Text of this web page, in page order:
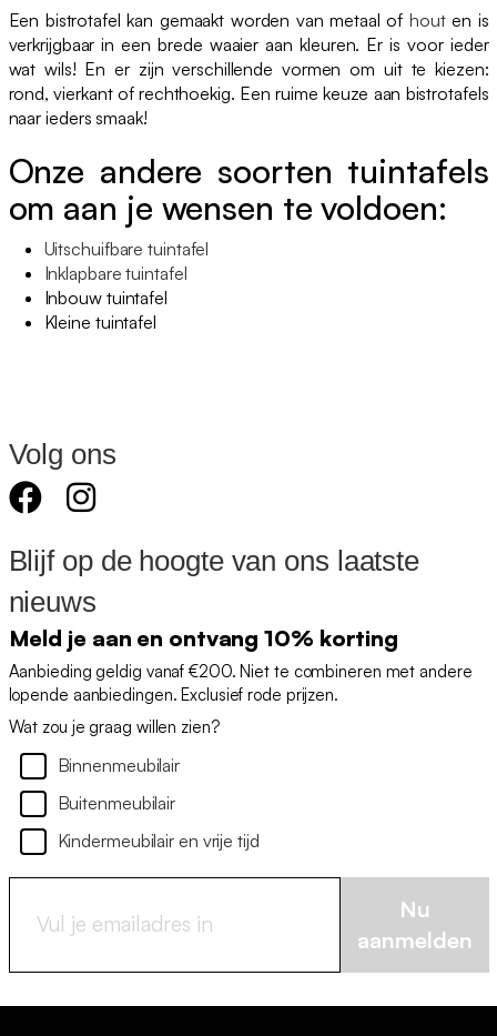
Een bistrotafel kan gemaakt worden van metaal of houten is
verkrijgbaar in een brede waaier aan kleuren. Er is voor ieder
wat wils! En er zijn verschillende vormen om uit te kiezen:
rond, vierkant of rechthoekig. Een ruime keuze aan bistrotafels
naar ieders smaak!
Onze andere soorten tuintafels
om aan je wensen te voldoen:
Uitschuifbare tuintafel
Inklapbare tuintafel
Inbouw tuintafel
Kleine tuintafel
Volg ons
Blijf op de hoogte van ons laatste
nieuws
Meld je aan en ontvang 10% korting
Aanbieding geldig vanaf €200. Niet te combineren met andere
lopende aanbiedingen. Exclusief rode prijzen.
Wat zou je graag willen zien?
Binnenmeubilair
Buitenmeubilair
Kindermeubilair en vrije tijd
Nu
aanmelden